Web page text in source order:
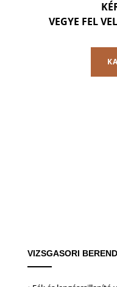
VEGYE FEL
VIZSGASORI